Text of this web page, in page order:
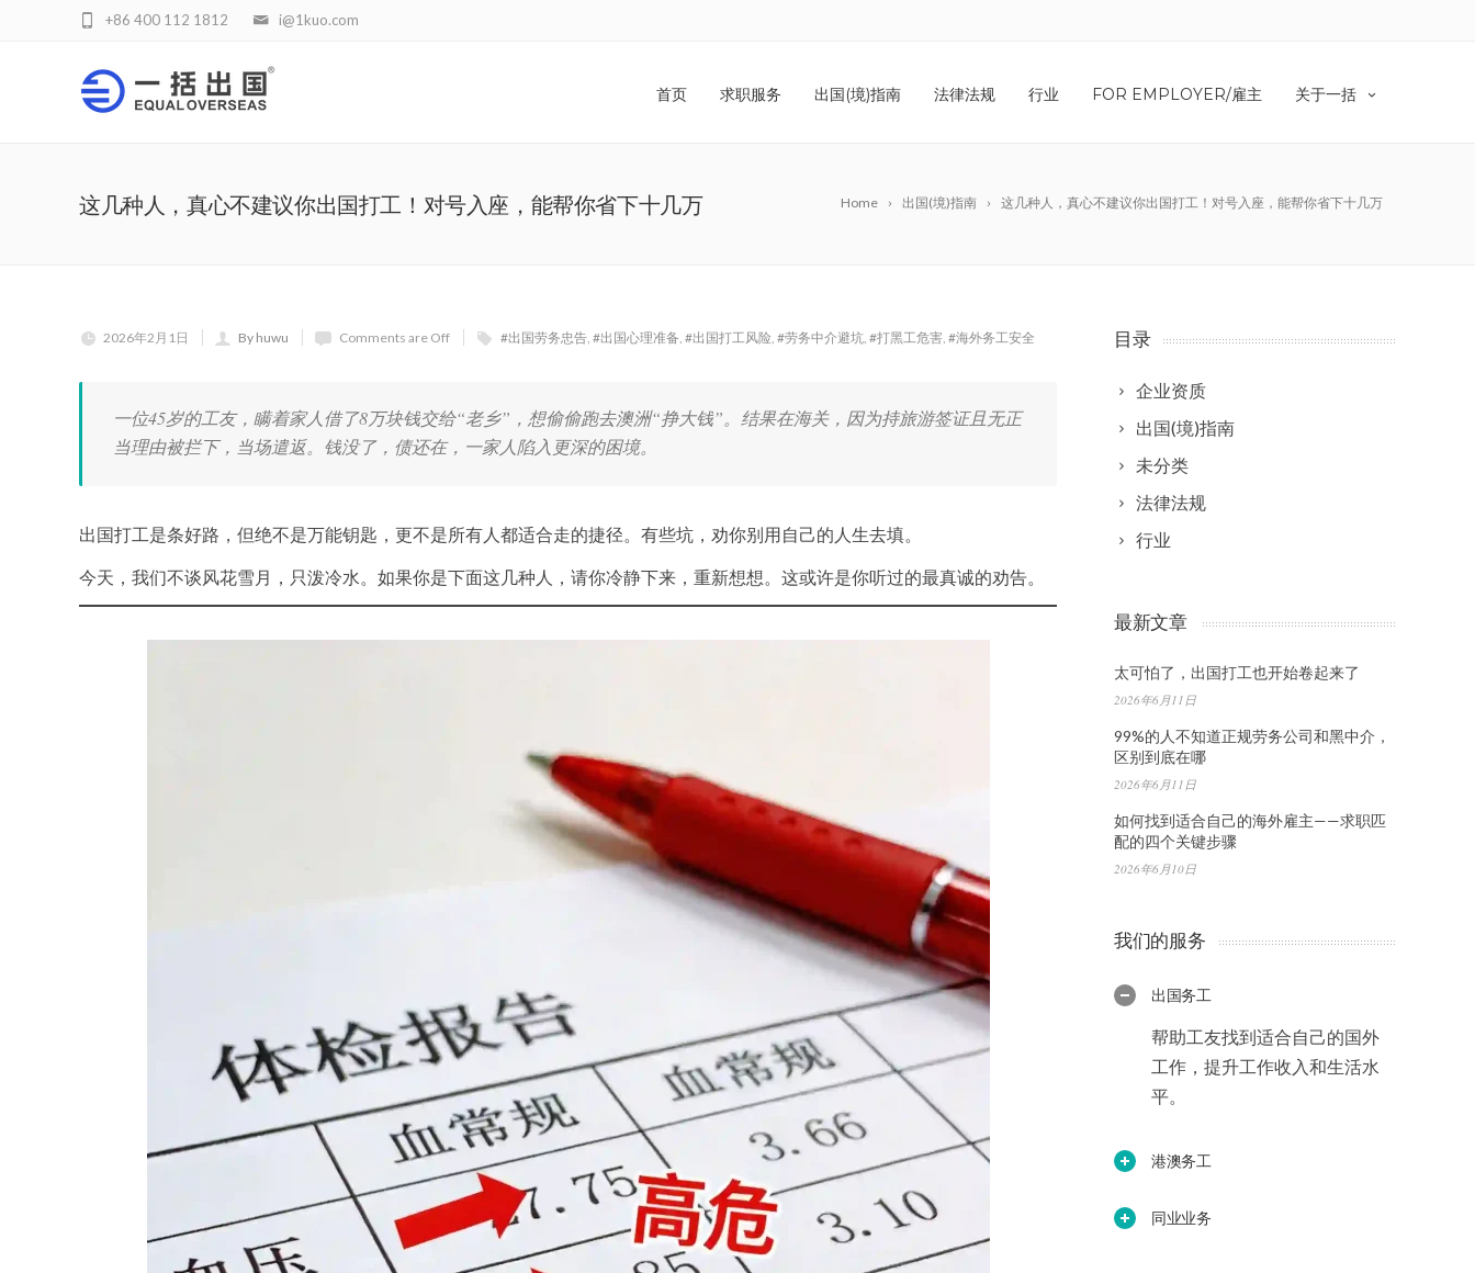
i@1kuo.com
+86 400 112 1812
首页 求职服务 出国(境)指南 法律法规 行业 FOR EMPLOYER/雇主 关于一括
Home 出国(境)指南 这几种人，真心不建议你出国打工！对号入座，能帮你省下十几万
这几种人，真心不建议你出国打工！对号入座，能帮你省下十几万
2026年2月1日 By huwu Comments are Off #出国劳务忠告, #出国心理准备, #出国打工风险, #劳务中介避坑, #打黑工危害, #海外务工安全
一位45岁的工友，瞒着家人借了8万块钱交给“老乡”，想偷偷跑去澳洲“挣大钱”。结果在海关，因为持旅游签证且无正
当理由被拦下，当场遣返。钱没了，债还在，一家人陷入更深的困境。
出国打工是条好路，但绝不是万能钥匙，更不是所有人都适合走的捷径。有些坑，劝你别用自己的人生去填。
今天，我们不谈风花雪月，只泼冷水。如果你是下面这几种人，请你冷静下来，重新想想。这或许是你听过的最真诚的劝告。
目录
企业资质
出国(境)指南
未分类
法律法规
行业
最新文章
太可怕了，出国打工也开始卷起来了
2026年6月11日
99%的人不知道正规劳务公司和黑中介，
区别到底在哪
2026年6月11日
如何找到适合自己的海外雇主——求职匹
配的四个关键步骤
2026年6月10日
我们的服务
出国务工
帮助工友找到适合自己的国外
工作，提升工作收入和生活水
平。
港澳务工
同业业务